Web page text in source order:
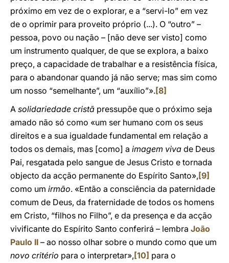
próximo em vez de o explorar, e a “servi-lo” em vez
de o oprimir para proveito próprio (...). O “outro” –
pessoa, povo ou nação – [não deve ser visto] como
um instrumento qualquer, de que se explora, a baixo
preço, a capacidade de trabalhar e a resistência física,
para o abandonar quando já não serve; mas sim como
um nosso “semelhante”, um “auxílio”».[8]
A solidariedade cristã pressupõe que o próximo seja
amado não só como «um ser humano com os seus
direitos e a sua igualdade fundamental em relação a
todos os demais, mas [como] a imagem viva de Deus
Pai, resgatada pelo sangue de Jesus Cristo e tornada
objecto da acção permanente do Espírito Santo», [9]
como um irmão. «Então a consciência da paternidade
comum de Deus, da fraternidade de todos os homens
em Cristo, “filhos no Filho”, e da presença e da acção
vivificante do Espírito Santo conferirá – lembra João
Paulo II – ao nosso olhar sobre o mundo como que um
novo critério para o interpretar», [10] para o